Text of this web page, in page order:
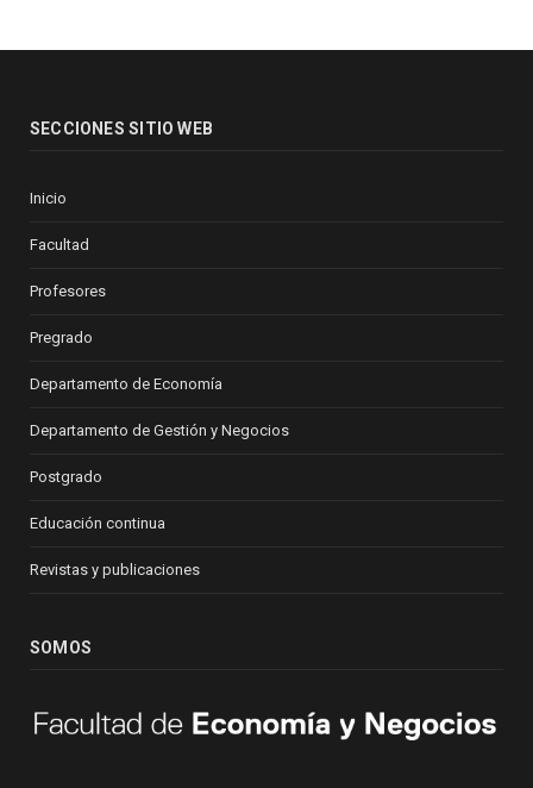
SECCIONES SITIO WEB
Inicio
Facultad
Profesores
Pregrado
Departamento de Economía
Departamento de Gestión y Negocios
Postgrado
Educación continua
Revistas y publicaciones
SOMOS